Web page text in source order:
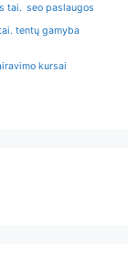
tai. seo paslaugos
tentų gamyba
kursai